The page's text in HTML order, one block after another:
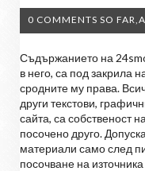
0 COMMENTS SO
Съдържанието на
в него, са под закрила
сродните му права.
други текстови,
сайта, са собственост
посочено друго.
материали само след
посочване на